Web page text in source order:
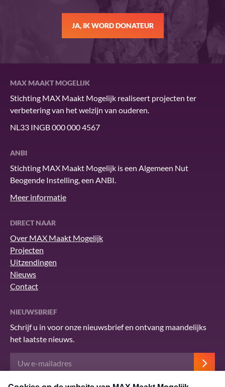
JA, IK WORD DONATEUR
MAX MAAKT MOGELIJK
Stichting MAX Maakt Mogelijk realiseert projecten ter
verbetering van het welzijn van ouderen.
NL33 INGB 000 000 4567
ANBI
Stichting MAX Maakt Mogelijk is een Algemeen Nut
Beogende Instelling, een ANBI.
Meer informatie
DIRECT NAAR
Over MAX Maakt Mogelijk
Projecten
Uitzendingen
Nieuws
Contact
NIEUWSBRIEF
Schrijf u in voor onze nieuwsbrief en ontvang maandelijks
het laatste nieuws.
Deze site wordt beschermd door reCAPTCHA en het Googleprivacybeleid.